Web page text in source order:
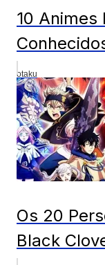
10 Animes
otaku
Os 20
Black